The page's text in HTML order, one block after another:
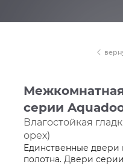
На
серии
Влагостойкая
орех)
Единственные двери
полотна. Двери